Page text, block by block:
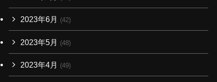
2023年6月 (42)
2023年5月 (48)
2023年4月 (49)